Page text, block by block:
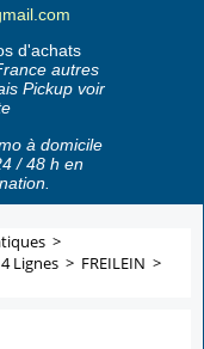
d'achats
autres
Pickup voir
à domicile
/ 48 h en
>
Lignes > FREILEIN >